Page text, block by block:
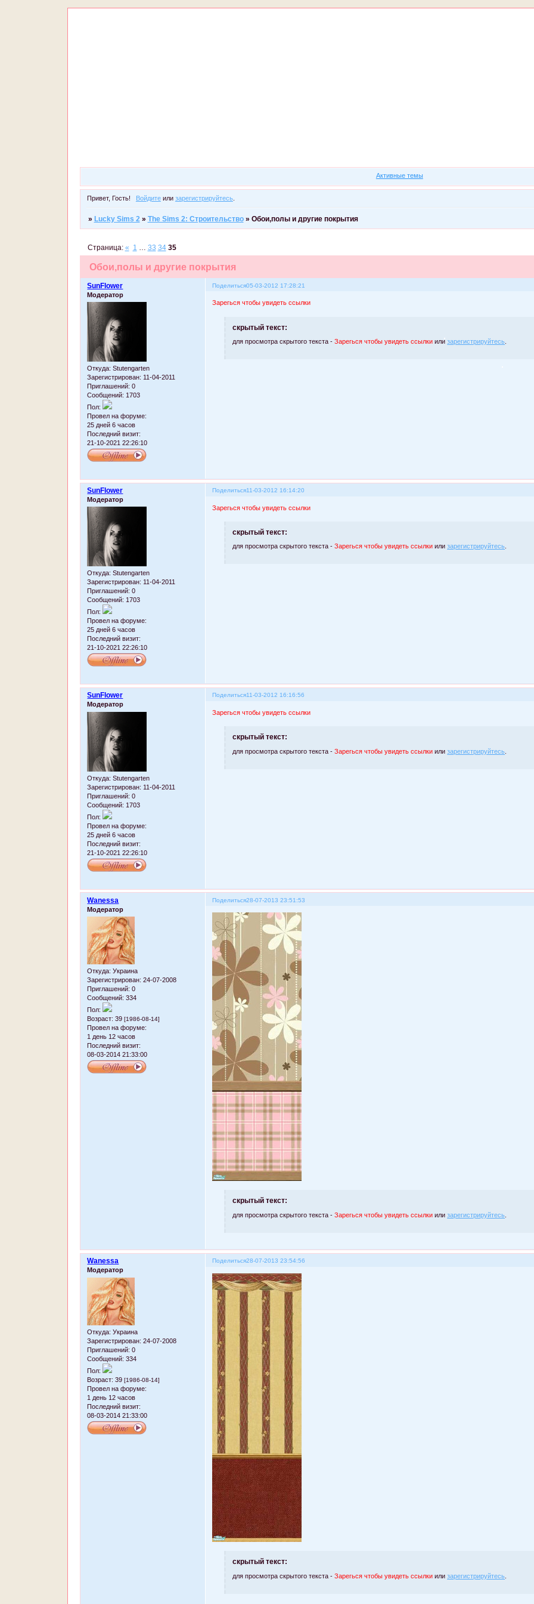
Активные темы
Привет, Гость! Войдитеили зарегистрируйтесь.
» Lucky Sims 2 » The Sims 2: Строительство » Обои,полы и другие покрытия
Обои,полы и другие покрытия
Страница: « 1 … 33 34 35
Поделиться05-03-2012 17:28:21
SunFlower
Модератор
Откуда: Stutengarten
Зарегистрирован: 11-04-2011
Приглашений: 0
Сообщений: 1703
Пол:
Провел на форуме:
25 дней 6 часов
Последний визит:
21-10-2021 22:26:10
Зарегься чтобы увидеть ссылки
скрытый текст:
для просмотра скрытого текста -Зарегься чтобы увидеть ссылки илизарегистрируйтесь
Поделиться11-03-2012 16:14:20
SunFlower
Модератор
Откуда: Stutengarten
Зарегистрирован: 11-04-2011
Приглашений: 0
Сообщений: 1703
Пол:
Провел на форуме:
25 дней 6 часов
Последний визит:
21-10-2021 22:26:10
Зарегься чтобы увидеть ссылки
скрытый текст:
для просмотра скрытого текста -Зарегься чтобы увидеть ссылки илизарегистрируйтесь
Поделиться11-03-2012 16:16:56
SunFlower
Модератор
Откуда: Stutengarten
Зарегистрирован: 11-04-2011
Приглашений: 0
Сообщений: 1703
Пол:
Провел на форуме:
25 дней 6 часов
Последний визит:
21-10-2021 22:26:10
Зарегься чтобы увидеть ссылки
скрытый текст:
для просмотра скрытого текста -Зарегься чтобы увидеть ссылки илизарегистрируйтесь
Поделиться28-07-2013 23:51:53
Wanessa
Модератор
Откуда: Украина
Зарегистрирован: 24-07-2008
Приглашений: 0
Сообщений: 334
Пол:
Возраст: 39[1986-08-14]
Провел на форуме:
1 день 12 часов
Последний визит:
08-03-2014 21:33:00
скрытый текст:
для просмотра скрытого текста -Зарегься чтобы увидеть ссылки илизарегистрируйтесь
Поделиться28-07-2013 23:54:56
Wanessa
Модератор
Откуда: Украина
Зарегистрирован: 24-07-2008
Приглашений: 0
Сообщений: 334
Пол:
Возраст: 39[1986-08-14]
Провел на форуме:
1 день 12 часов
Последний визит:
08-03-2014 21:33:00
скрытый текст:
для просмотра скрытого текста -Зарегься чтобы увидеть ссылки илизарегистрируйтесь